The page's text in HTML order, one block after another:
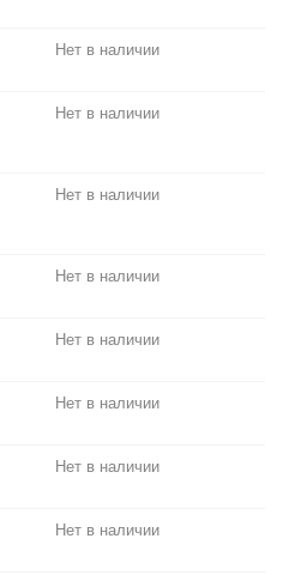
Нет в наличии
Нет в наличии
Нет в наличии
Нет в наличии
Нет в наличии
Нет в наличии
Нет в наличии
Нет в наличии